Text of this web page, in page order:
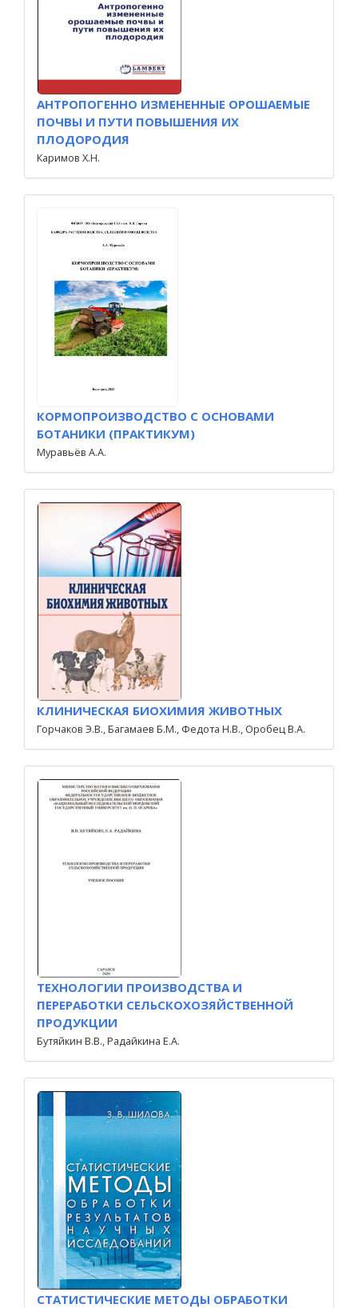
АНТРОПОГЕННО ИЗМЕНЕННЫЕ ОРОШАЕМЫЕ
ПОЧВЫ И ПУТИ ПОВЫШЕНИЯ ИХ
ПЛОДОРОДИЯ
Каримов Х.Н.
КОРМОПРОИЗВОДСТВО С ОСНОВАМИ
БОТАНИКИ (ПРАКТИКУМ)
Муравьёв А.А.
КЛИНИЧЕСКАЯ БИОХИМИЯ ЖИВОТНЫХ
Горчаков Э.В., Багамаев Б.М., Федота Н.В., Оробец В.А.
ТЕХНОЛОГИИ ПРОИЗВОДСТВА И
ПЕРЕРАБОТКИ СЕЛЬСКОХОЗЯЙСТВЕННОЙ
ПРОДУКЦИИ
Бутяйкин В.В., Радайкина Е.А.
СТАТИСТИЧЕСКИЕ МЕТОДЫ ОБРАБОТКИ